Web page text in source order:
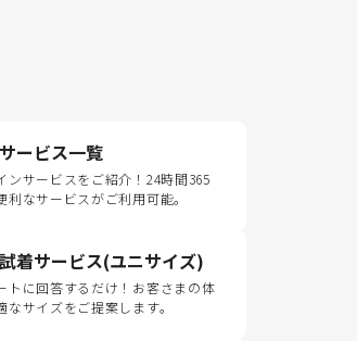
ービス一覧
ンサービスをご紹介！24時間365
利なサービスがご利用可能。
着サービス(ユニサイズ)
トに回答するだけ！お客さまの体
サイズをご提案します。